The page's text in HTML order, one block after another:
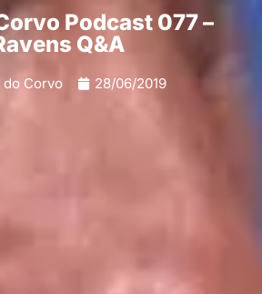
Podcast 077 –
Q&A
do Corvo 28/06/2019